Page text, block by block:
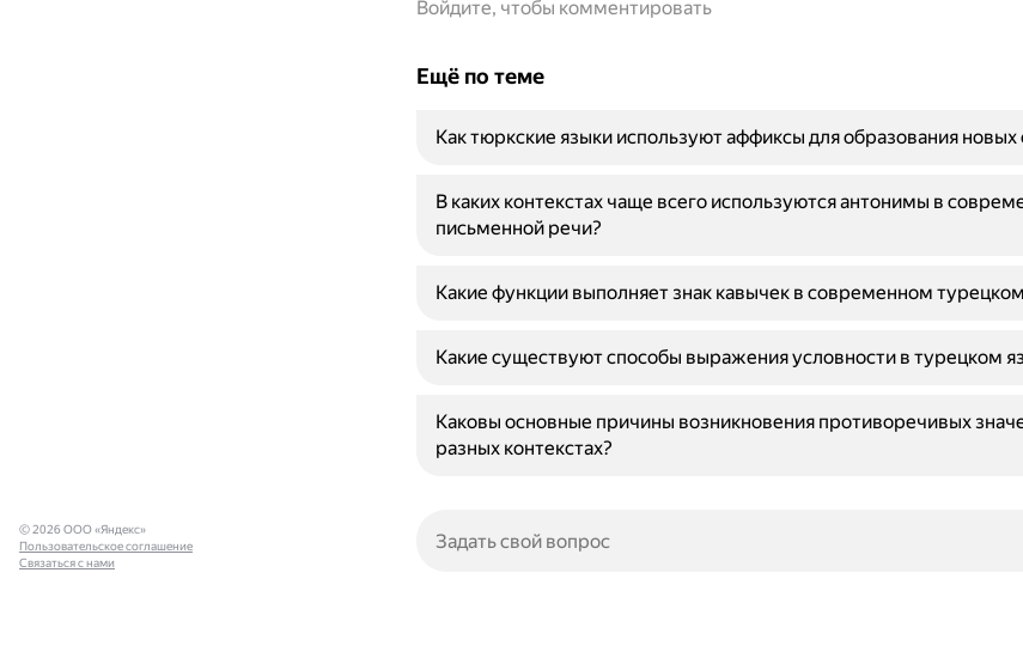
Войдите, чтобы комментировать
Ещё по теме
Как тюркские языки используют аффиксы для образования новых
В каких контекстах чаще всего используются антонимы в
письменной речи?
Какие функции выполняет знак кавычек в современном
Какие существуют способы выражения условности в турецком
Каковы основные причины возникновения противоречивых
разных контекстах?
© 2026 ООО «Яндекс»
Пользовательское соглашение
Связаться с нами